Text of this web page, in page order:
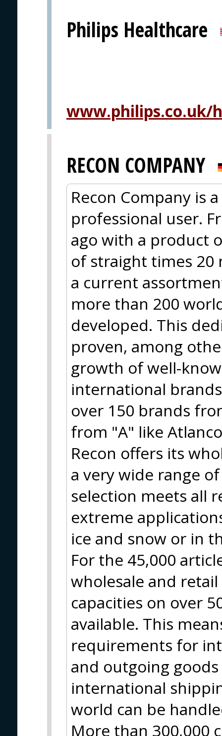
Philips Healthcare
www.philips.co.uk/
RECON COMPANY
Recon Company is
professional user.
ago with a product
of straight times 20
a current
more than 200
developed. This
proven, among
growth of well-
international
over 150 brands
from "A" like
Recon offers its
a very wide range
selection meets all
extreme
ice and snow or in
For the 45,000
wholesale and
capacities on over
available. This
requirements for
and outgoing
international
world can be
More than 300,000